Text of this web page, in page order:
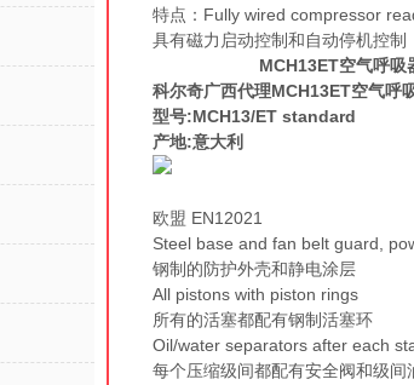
特点：Fully wired compressor
具有磁力启动控制和自动停机控制
MCH13ET空气呼吸器
科尔奇广西代理MCH13ET空气呼
型号:MCH13/ET standard
产地:意大利
欧盟 EN12021
Steel base and fan belt guard,
钢制的防护外壳和静电涂层
All pistons with piston rings
所有的活塞都配有钢制活塞环
Oil/water separators after each
每个压缩级间都配有安全阀和级间